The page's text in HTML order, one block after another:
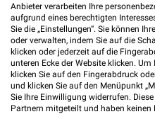
KODi Prospekte
Anbieter verarbeiten Ihre
aufgrund eines berechtigten
Sie die „Einstellungen“. Sie können
oder verwalten, indem Sie auf die
klicken oder jederzeit auf die
unteren Ecke der Website klicken.
klicken Sie auf den Fingerabdruck
und klicken Sie auf den Menüpunkt
Sie Ihre Einwilligung widerrufen.
Partnern mitgeteilt und haben keinen